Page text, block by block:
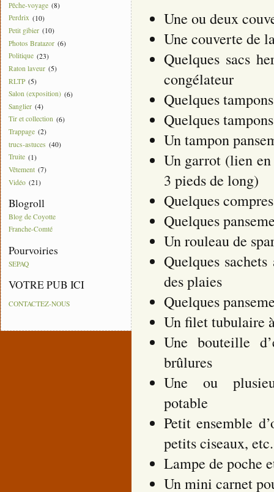
Pêche-voyage (8)
Perdrix (10)
Petit gibier (10)
Photos Bratazor (6)
Politique (23)
Raton laveur (5)
RLTP (5)
Salon (exposition) (6)
Sanglier (4)
Tir et collection (6)
Trappage (2)
trucs-astuces (40)
Truite (1)
Vêtement (7)
Vidéo (21)
Blogroll
Blog de Coyotte
Franche-Comté
Pourvoiries
SEPAQ
VOTRE PUB ICI
CONTACTEZ-NOUS
Une ou deux
Une couverte de
Quelques sacs
congélateur
Quelques
Quelques
Un tampon
Un garrot (lien en
3 pieds de long)
Quelques
Quelques
Un rouleau de
Quelques
des plaies
Quelques
Un filet tubulaire
Une bouteille
brûlures
Une ou
potable
Petit ensemble
petits ciseaux, etc.
Lampe de poche
Un mini carnet